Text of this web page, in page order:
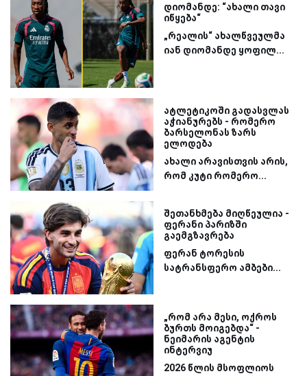
დიომანდე: “ახალი თავი
იწყება“
„რეალის“ ახალწვეულმა
იან დიომანდე ყოფილ...
ატლეტიკოში გადასვლას
აჭიანურებს - რომერო
ბარსელონას ზარს
ელოდება
ახალი არავისთვის არის,
რომ კუტი რომერო...
შეთანხმება მიღწეულია -
ფერანი პარიზში
გაემგზავრება
ფერან ტორესის
სატრანსფერო ამბები...
„რომ არა მესი, ოქროს
ბურთს მოიგებდა“ -
ნეიმარის აგენტის
ინტერვიუ
2026 წლის მსოფლიოს